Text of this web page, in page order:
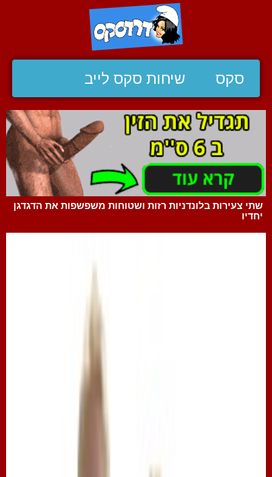
סקס שיחות סקס לייב
שתי צעירות בלונדניות רזות ושטוחות משפשפות את הדגדגן
יחדיו